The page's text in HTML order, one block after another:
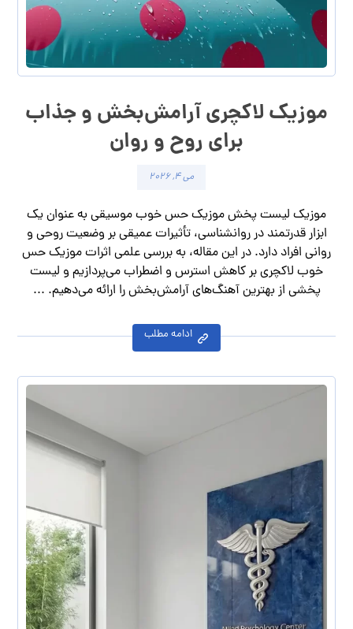
موزیک لاکچری آرامش‌بخش‌ و جذاب‌
برای روح و روان
می ۴, ۲۰۲۶
موزیک لیست پخش موزیک حس خوب موسیقی به عنوان یک
ابزار قدرتمند در روانشناسی، تأثیرات عمیقی بر وضعیت روحی و
روانی افراد دارد. در این مقاله، به بررسی علمی اثرات موزیک حس
خوب لاکچری بر کاهش استرس و اضطراب می‌پردازیم و لیست
پخشی از بهترین آهنگ‌های آرامش‌بخش را ارائه می‌دهیم. ...
ادامه مطلب